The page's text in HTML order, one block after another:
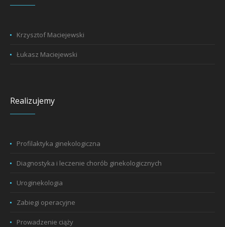
Krzysztof Maciejewski
Łukasz Maciejewski
Realizujemy
Profilaktyka ginekologiczna
Diagnostyka i leczenie chorób ginekologicznych
Uroginekologia
Zabiegi operacyjne
Prowadzenie ciąży